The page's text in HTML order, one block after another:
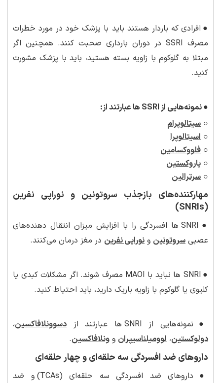
● افرادی که باردار هستند باید با پزشک خود در مورد خطرات
مصرف SSRI در دوران بارداری صحبت کنند. همچنین اگر
مبتلا به گلوکوم با زاویه بسته هستید، باید با پزشک مشورت
کنید.
●نمونه‌هایی ازSSRI ها عبارتند از:
○ سیتالوپرام
○ اسیتالوپرا
○ فلووکسامین
○ پاروکستین
○ سرترالین
مهارکننده‌های بازجذب سروتونین و نوراپی نفرین
(SNRIs)
●
SNRI ها افسردگی را با افزایش میزان انتقال دهنده‌های
عصبی سروتونین و نوراپی نفرین در مغز درمان می‌کنند.
●
SNRI ها نباید با MAOI مصرف شوند. اگر مشکلات کبدی یا
کلیوی یا گلوکوم با زاویه باریک دارید، باید احتیاط کنید.
● نمونه‌هایی از SNRI ها عبارتند از دسوونلافاکسین،
دولوکستین، لوومیلناسیپران و ونلافاکسین.
داروهای ضد افسردگی سه حلقه‌ای و چهار حلقه‌ای
●
داروهای ضد افسردگی سه حلقه‌ای (TCAs) و ضد